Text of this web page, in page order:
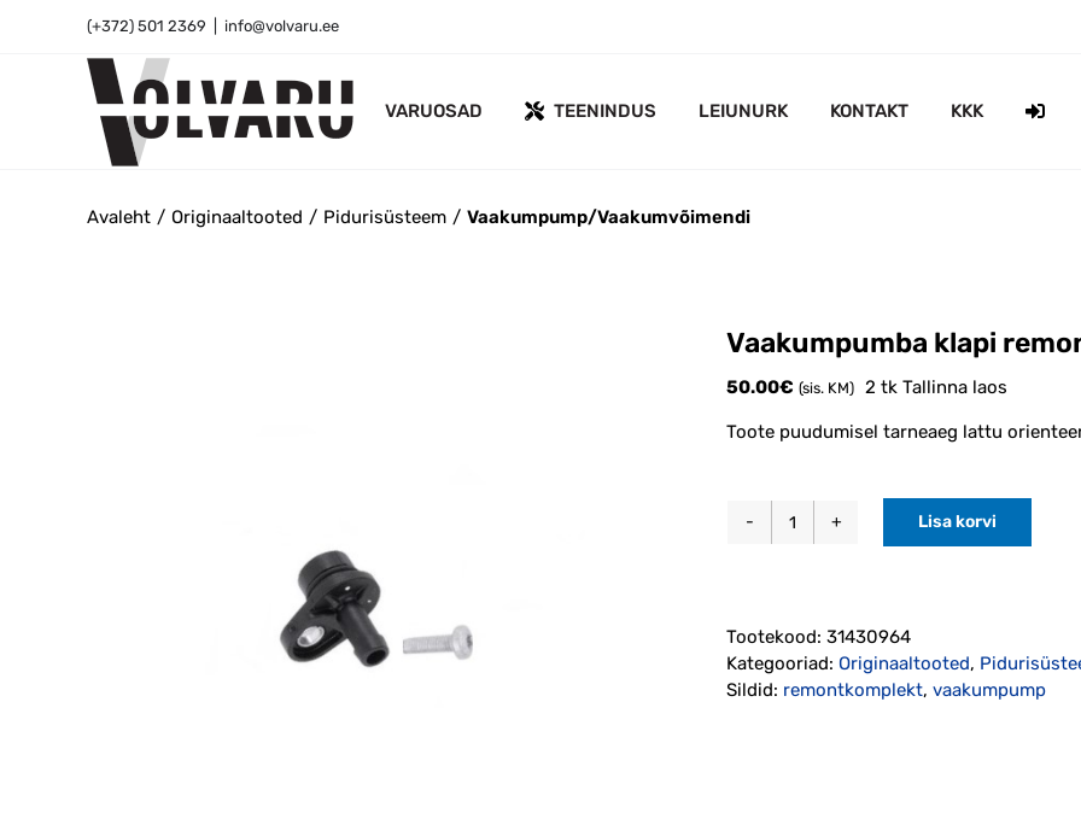
(+372) 501 2369 info@volvaru.ee
VARUOSAD TEENINDUS LEIUNURK KONTAKT KKK
Avaleht Originaaltooted Pidurisüsteem Vaakumpump/Vaakumvõimendi
Vaakumpumba klapi
50.00€ (sis. KM) 2 tk Tallinna laos
Toote puudumisel tarneaeg lattu
Vaakumpumba
Originaal
kogus
Lisa korvi
Tootekood: 31430964
Kategooriad: Originaaltooted,
Sildid: remontkomplekt, vaakumpump